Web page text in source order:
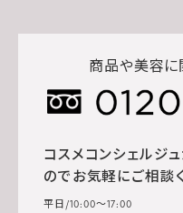
商品や美容に
コスメコンシェルジ
のでお気軽にご相談
平日/10:00～17:00